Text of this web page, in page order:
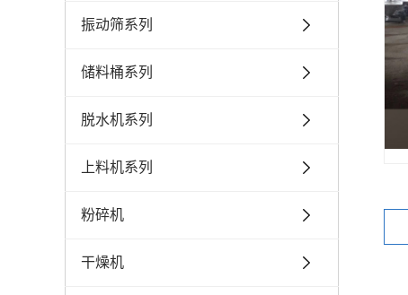
振动筛系列
储料桶系列
脱水机系列
上料机系列
粉碎机
干燥机